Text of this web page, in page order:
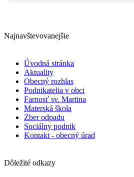
Najnavštevovanejšie
Úvodná stránka
Aktuality
Obecný rozhlas
Podnikatelia v obci
Farnosť sv. Martina
Materská škola
Zber odpadu
Sociálny podnik
Kontakt - obecný úrad
Dôležité odkazy